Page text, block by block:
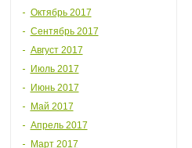
Октябрь 2017
Сентябрь 2017
Август 2017
Июль 2017
Июнь 2017
Май 2017
Апрель 2017
Март 2017